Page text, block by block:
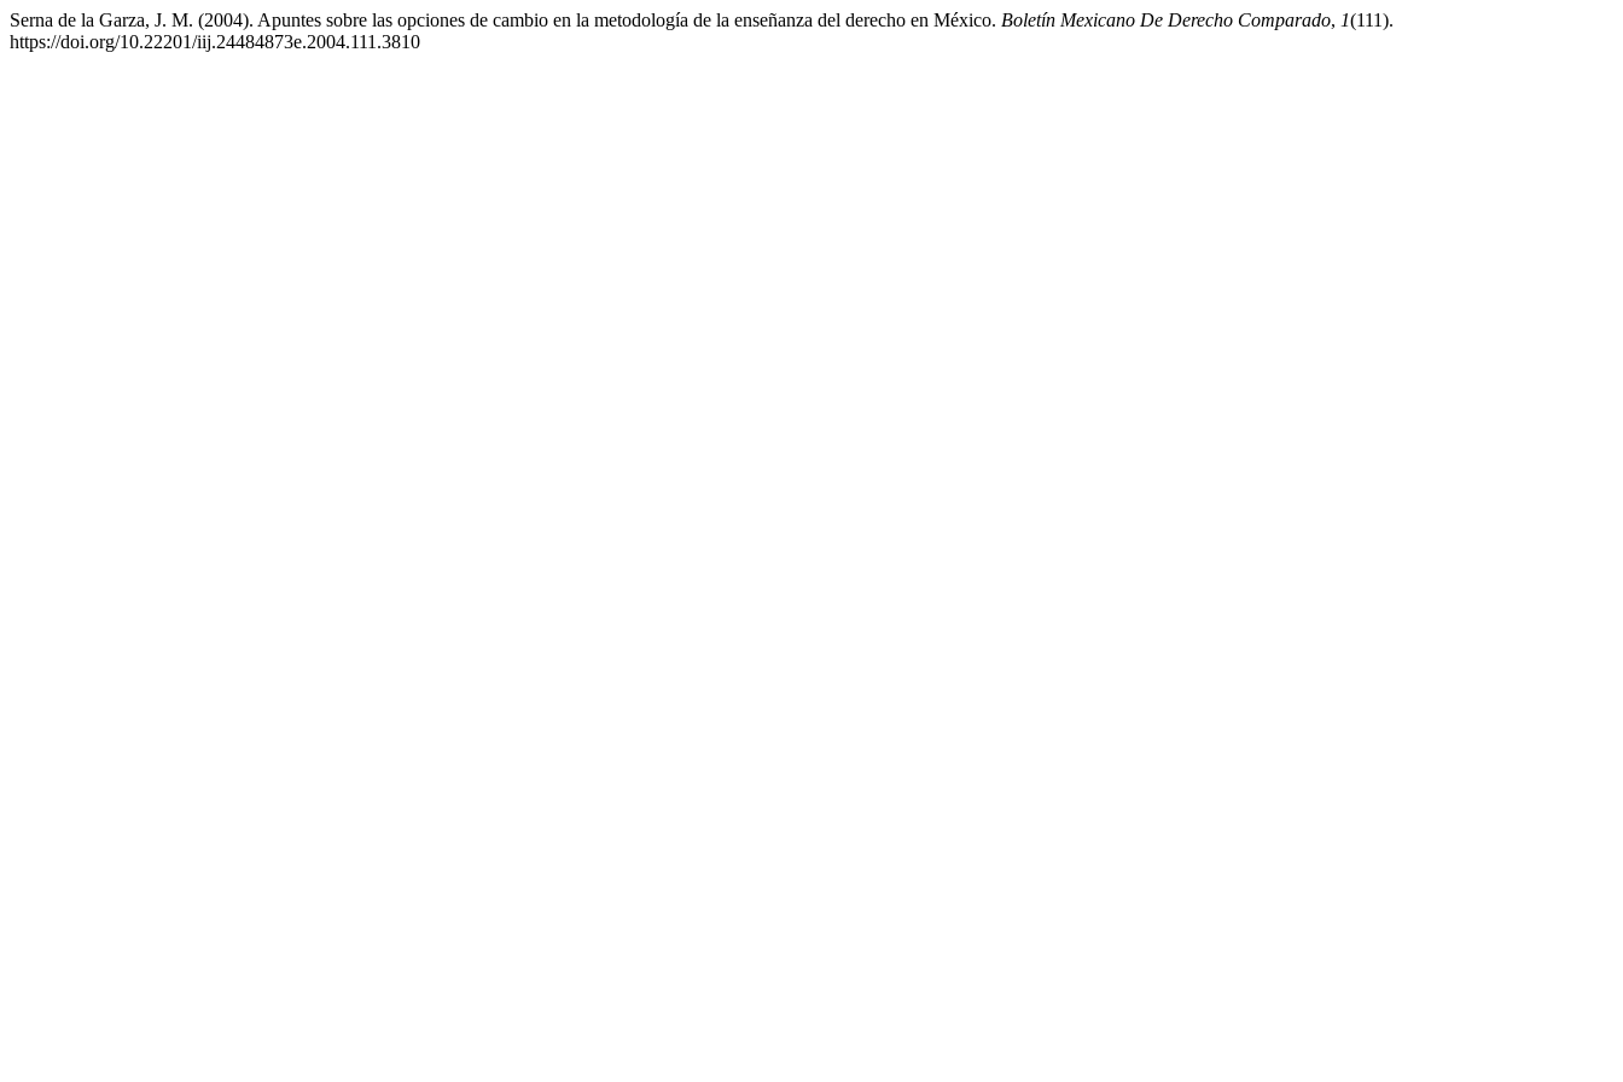
Serna de la Garza, J. M. (2004). Apuntes sobre las opciones de cambio en la metodología de la enseñanza del derecho en México. Boletín Mexicano De Derecho Comparado, 1(111).
https://doi.org/10.22201/iij.24484873e.2004.111.3810